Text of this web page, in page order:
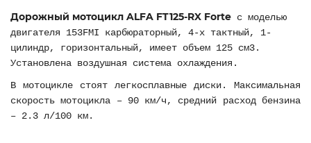
Дорожный мотоцикл ALFA FT125-RX Forte с моделью
двигателя 153FMI карбюраторный, 4-х тактный, 1-
цилиндр, горизонтальный, имеет объем 125 см3.
Установлена воздушная система охлаждения.
В мотоцикле стоят легкосплавные диски. Максимальная
скорость мотоцикла – 90 км/ч, средний расход бензина
– 2.3 л/100 км.